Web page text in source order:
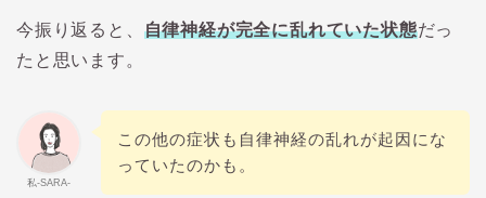
今振り返ると、 自律神経が完全に乱れていた状態だっ
たと思います。
私-SARA-
この他の症状も自律神経の乱れが起因にな
っていたのかも。